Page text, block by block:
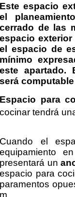
Este espacio
el
cerrado de las
espacio
el espacio de
mínimo
este apartado.
será
Espacio para
cocinar tendrá
Cuando el
equipamiento
presentará un
espacio para
paramentos
m.